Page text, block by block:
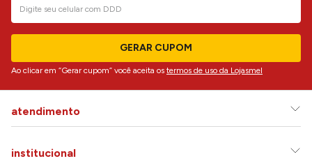
GERAR CUPOM
Ao clicar em “Gerar cupom” você aceita os termos de uso da Lojasmel
atendimento
institucional